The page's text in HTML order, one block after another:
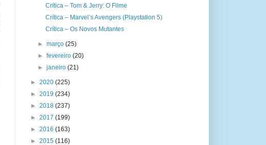
Crítica – Tom & Jerry: O Filme
Crítica – Marvel’s Avengers (Playstation 5)
Crítica – Os Novos Mutantes
►março(25)
►fevereiro(20)
►janeiro(21)
► 2020 (225)
► 2019 (234)
► 2018 (237)
► 2017 (199)
► 2016 (163)
► 2015 (116)